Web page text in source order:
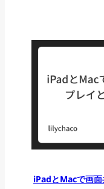
iPadとMacで画